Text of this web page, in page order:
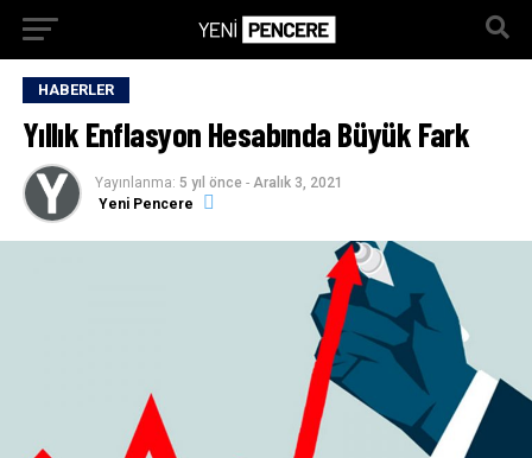
HABERLER
Yıllık Enflasyon Hesabında Büyük Fark
Yayınlanma: 5 yıl önce - Aralık 3, 2021
Yeni Pencere